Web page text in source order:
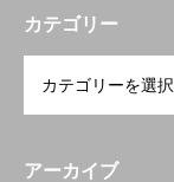
カテゴリー
アーカイブ